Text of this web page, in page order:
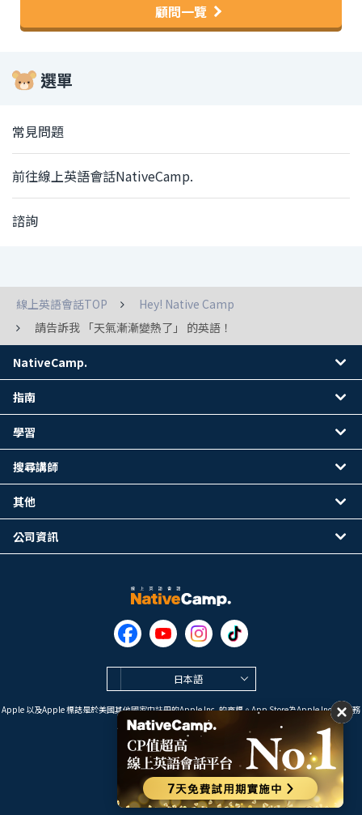
顧問一覽
選單
常見問題
前往線上英語會話NativeCamp.
諮詢
線上英語會話TOP
Hey! Native Camp
請告訴我 「天氣漸漸變熱了」 的英語！
日本語
Apple 以及Apple 標誌是於美國其他國家中註冊的Apple Inc. 的商標。App Store為Apple Inc. 的服務
標誌。
Google Play是 Google LLC 的商標。
Copyright © 2026 線上英語會話
NativeCamp. All Rights Reserved.
NativeCamp.
指南
學習
搜尋講師
其他
公司資訊